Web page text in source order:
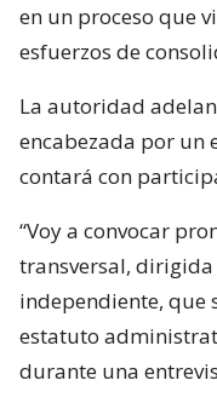
en un proceso que
esfuerzos de
La autoridad
encabezada por un
contará con
“Voy a convocar
transversal,
independiente, que
estatuto
durante una